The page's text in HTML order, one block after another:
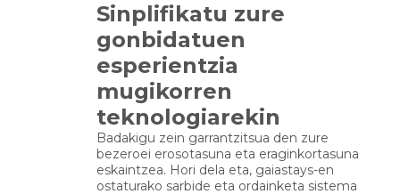
Sinplifikatu zure
gonbidatuen
esperientzia
mugikorren
teknologiarekin
Badakigu zein garrantzitsua den zure
bezeroei erosotasuna eta eraginkortasuna
eskaintzea. Hori dela eta, gaiastays-en
ostaturako sarbide eta ordainketa sistema